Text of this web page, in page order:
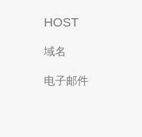
HOST
域名
电子邮件